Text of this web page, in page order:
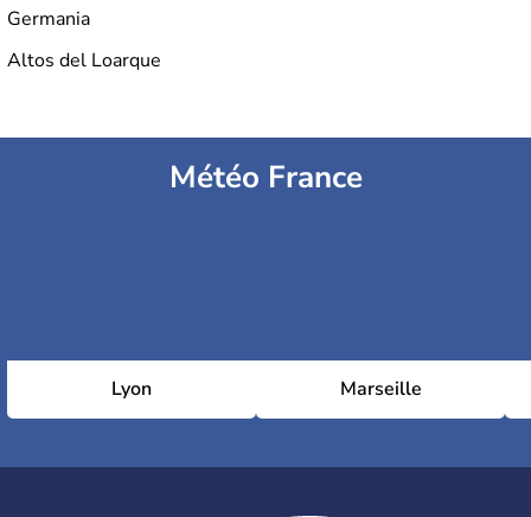
Germania
Altos del Loarque
Météo France
Lyon Marseille